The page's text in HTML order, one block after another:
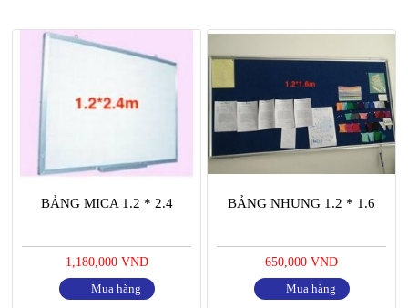
BẢNG MICA 1.2 * 2.4
1,180,000 VND
Mua hàng
BẢNG NHUNG 1.2 * 1.6
650,000 VND
Mua hàng